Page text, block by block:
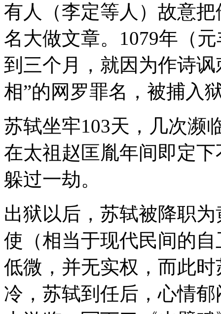
有人（李定等人）故意
名大做文章。1079年（
到三个月，就因为作诗
相”的网罗罪名，被捕入
苏轼坐牢103天，几次濒
在太祖赵匡胤年间即定
躲过一劫。
出狱以后，苏轼被降职
使（相当于现代民间的
低微，并无实权，而此
冷，苏轼到任后，心情